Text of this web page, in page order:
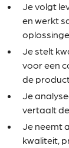
Je volgt
en werkt
Je stelt
voor een
de
Je
vertaalt
Je neemt
kwaliteit,